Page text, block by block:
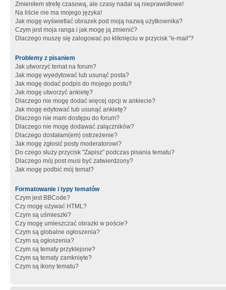
Zmieniłem strefę czasową, ale czasy nadal są nieprawidłowe!
Na liście nie ma mojego języka!
Jak mogę wyświetlać obrazek pod moją nazwą użytkownika?
Czym jest moja ranga i jak mogę ją zmienić?
Dlaczego muszę się zalogować po kliknięciu w przycisk "e-mail"?
Problemy z pisaniem
Jak utworzyć temat na forum?
Jak mogę wyedytować lub usunąć posta?
Jak mogę dodać podpis do mojego postu?
Jak mogę utworzyć ankietę?
Dlaczego nie mogę dodać więcej opcji w ankiecie?
Jak mogę edytować lub usunąć ankietę?
Dlaczego nie mam dostępu do forum?
Dlaczego nie mogę dodawać załączników?
Dlaczego dostałam(em) ostrzeżenie?
Jak mogę zgłosić posty moderatorowi?
Do czego służy przycisk "Zapisz" podczas pisania tematu?
Dlaczego mój post musi być zatwierdzony?
Jak mogę podbić mój temat?
Formatowanie i typy tematów
Czym jest BBCode?
Czy mogę używać HTML?
Czym są uśmieszki?
Czy mogę umieszczać obrazki w poście?
Czym są globalne ogłoszenia?
Czym są ogłoszenia?
Czym są tematy przyklejone?
Czym są tematy zamknięte?
Czym są ikony tematu?